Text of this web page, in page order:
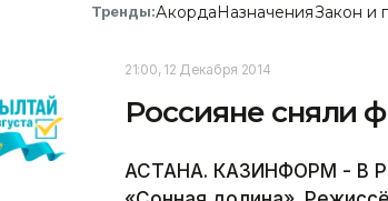
Тренды:АкордаНазначенияЗакон и
21:00, 12 Декабря 2014
Россияне сняли
АСТАНА. КАЗИНФОРМ - В